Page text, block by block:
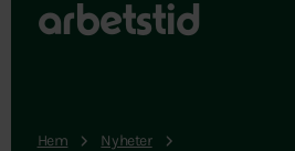
arbetstid
Hem
Nyheter